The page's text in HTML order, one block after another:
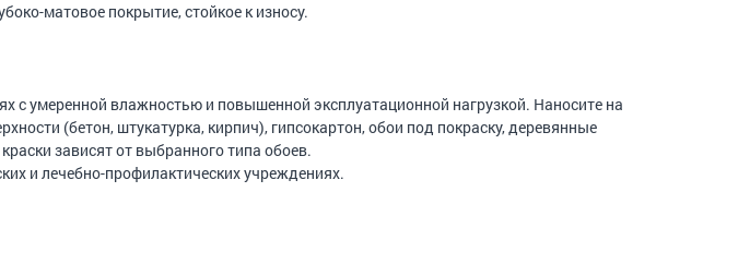
матовое покрытие, стойкое к износу.
с умеренной влажностью и повышенной эксплуатационной нагрузкой. Наносите на
(бетон, штукатурка, кирпич), гипсокартон, обои под покраску, деревянные
зависят от выбранного типа обоев.
и лечебно-профилактических учреждениях.